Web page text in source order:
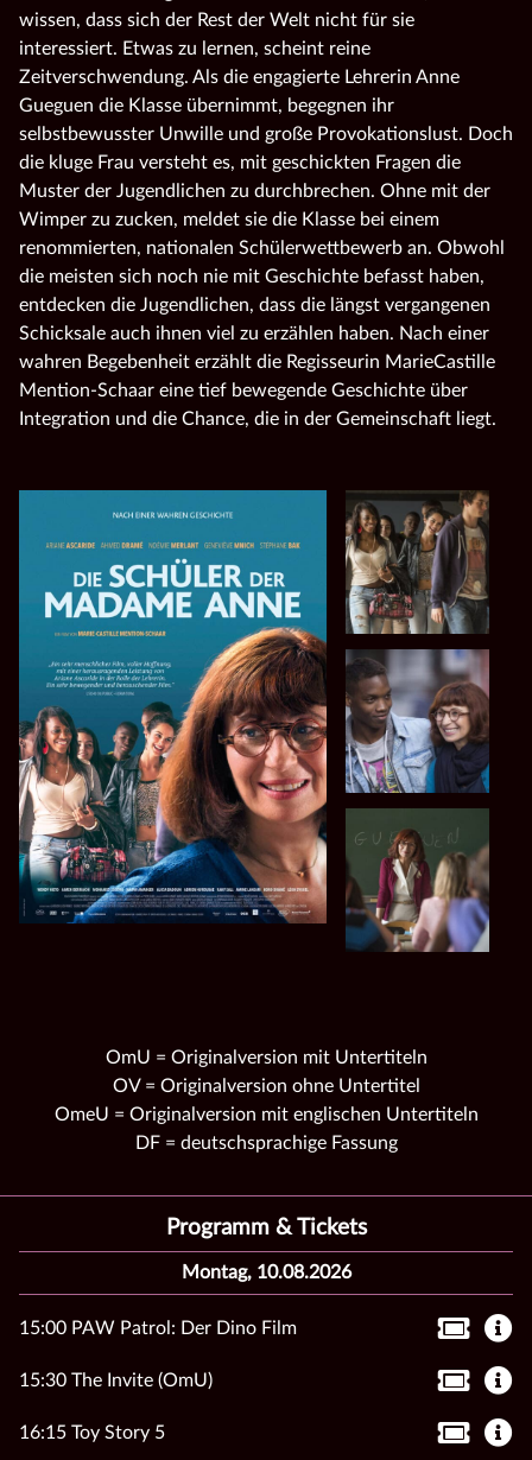
wissen, dass sich der Rest der Welt nicht für sie
interessiert. Etwas zu lernen, scheint reine
Zeitverschwendung. Als die engagierte Lehrerin Anne
Gueguen die Klasse übernimmt, begegnen ihr
selbstbewusster Unwille und große Provokationslust. Doch
die kluge Frau versteht es, mit geschickten Fragen die
Muster der Jugendlichen zu durchbrechen. Ohne mit der
Wimper zu zucken, meldet sie die Klasse bei einem
renommierten, nationalen Schülerwettbewerb an. Obwohl
die meisten sich noch nie mit Geschichte befasst haben,
entdecken die Jugendlichen, dass die längst vergangenen
Schicksale auch ihnen viel zu erzählen haben. Nach einer
wahren Begebenheit erzählt die Regisseurin MarieCastille
Mention-Schaar eine tief bewegende Geschichte über
Integration und die Chance, die in der Gemeinschaft liegt.
OmU = Originalversion mit Untertiteln
OV = Originalversion ohne Untertitel
OmeU = Originalversion mit englischen Untertiteln
DF = deutschsprachige Fassung
Programm & Tickets
Montag, 10.08.2026
15:00 PAW Patrol: Der Dino Film
15:30 The Invite (OmU)
16:15 Toy Story 5